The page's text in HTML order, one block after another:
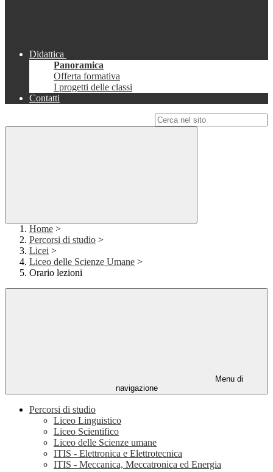
Didattica
Panoramica
Offerta formativa
I progetti delle classi
Contatti
Home >
Percorsi di studio >
Licei >
Liceo delle Scienze Umane >
Orario lezioni
Menu di
navigazione
Percorsi di studio
Liceo Linguistico
Liceo Scientifico
Liceo delle Scienze umane
ITIS - Elettronica e Elettrotecnica
ITIS - Meccanica, Meccatronica ed Energia